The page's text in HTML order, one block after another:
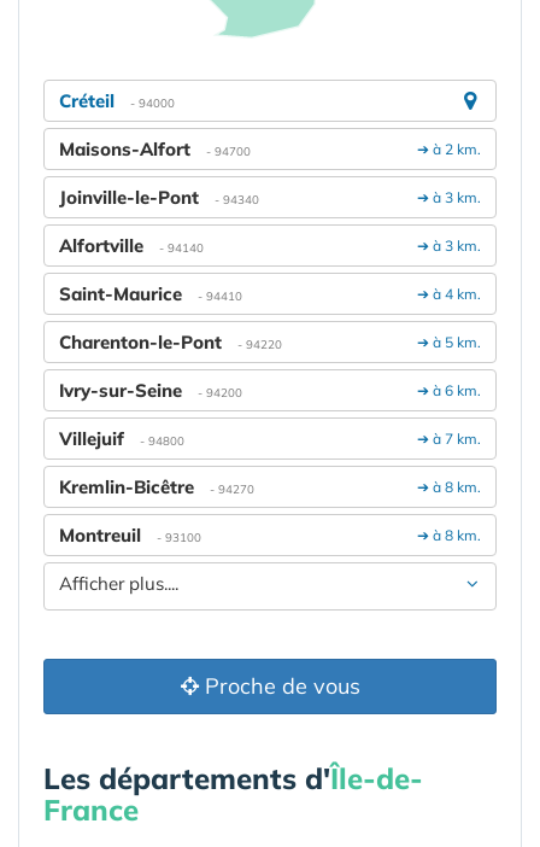
Créteil - 94000
➔ à 2 km.
Maisons-Alfort - 94700
➔ à 3 km.
Joinville-le-Pont - 94340
➔ à 3 km.
Alfortville - 94140
➔ à 4 km.
Saint-Maurice - 94410
➔ à 5 km.
Charenton-le-Pont - 94220
➔ à 6 km.
Ivry-sur-Seine - 94200
➔ à 7 km.
Villejuif - 94800
➔ à 8 km.
Kremlin-Bicêtre - 94270
➔ à 8 km.
Montreuil - 93100
Afficher plus....
Proche de vous
Les départements d'Île-de-
France